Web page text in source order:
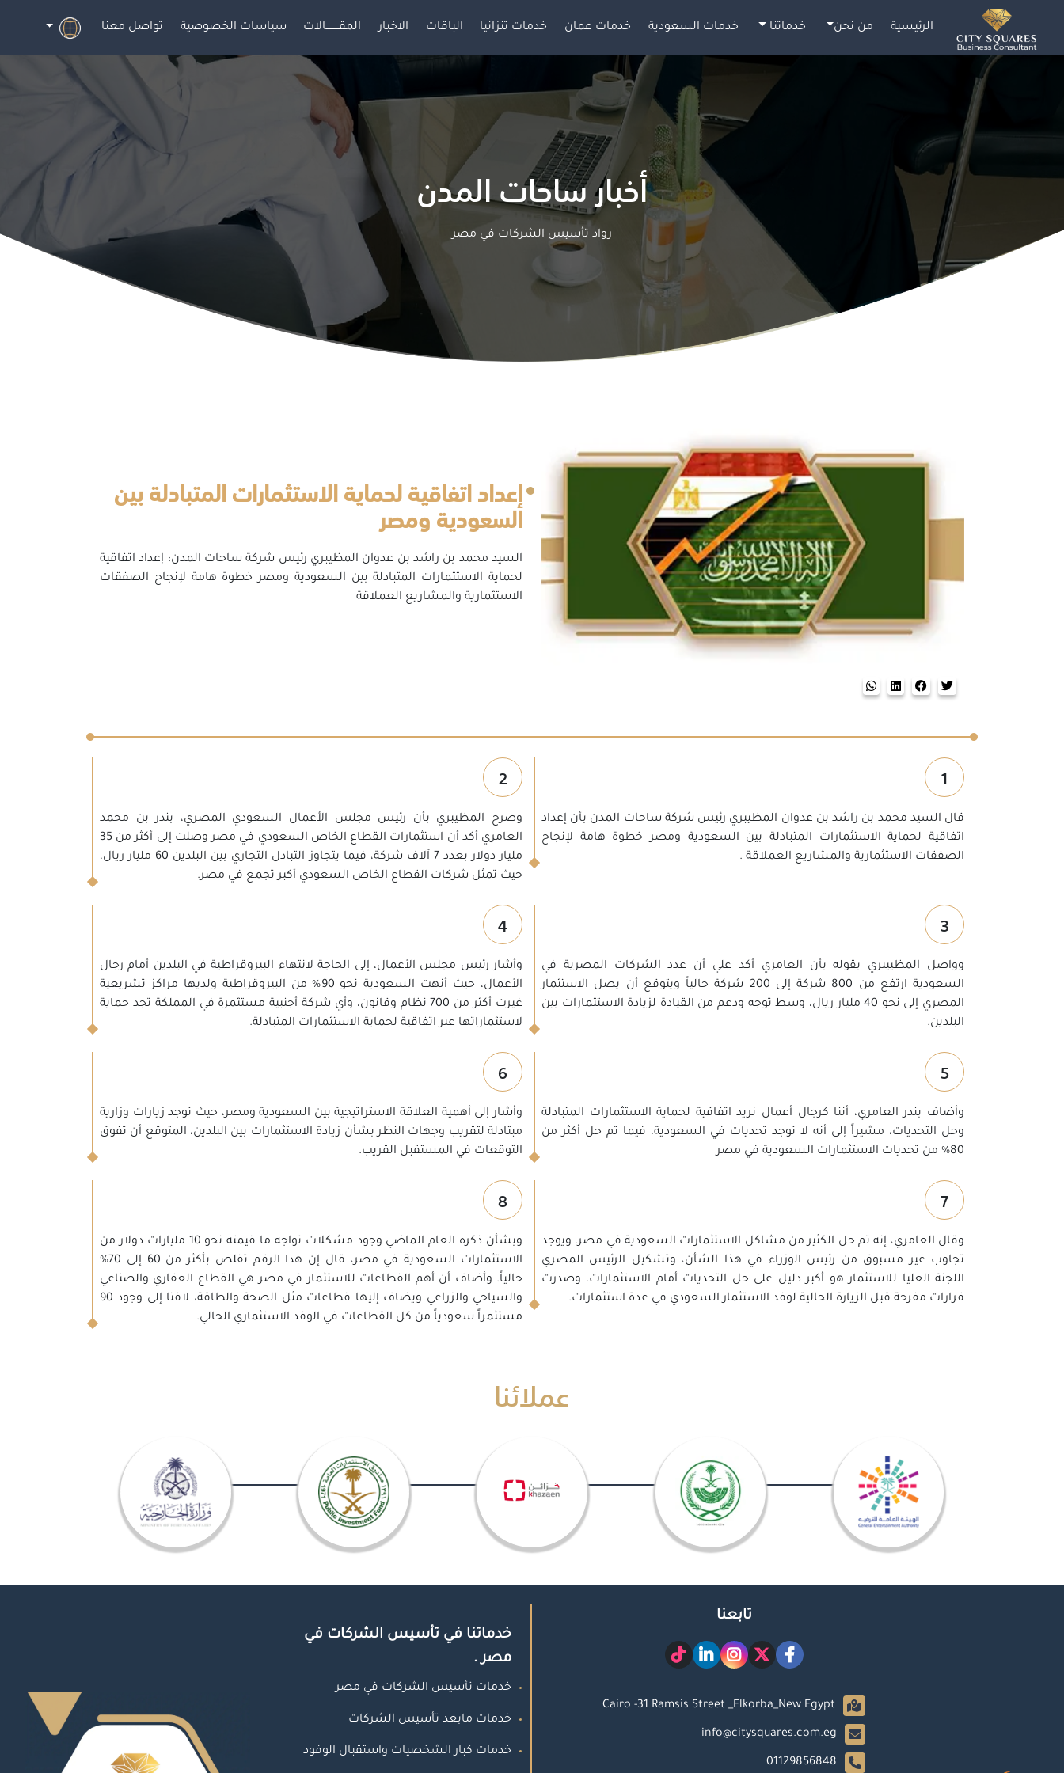
الرئيسية من نحن خدماتنا خدمات السعودية خدمات عمان خدمات تنزانيا الباقات الاخبار المقــــــــالات سياسات الخصوصية تواصل معنا
أخبار ساحات المدن
رواد تأسيس الشركات في مصر
إعداد اتفاقية لحماية الاستثمارات المتبادلة بين
السعودية ومصر
السيد محمد بن راشد بن عدوان المظيبري رئيس شركة ساحات المدن: إعداد اتفاقية
لحماية الاستثمارات المتبادلة بين السعودية ومصر خطوة هامة لإنجاح الصفقات
الاستثمارية والمشاريع العملاقة
1
قال السيد محمد بن راشد بن عدوان المظيبري رئيس شركة ساحات المدن بأن إعداد
اتفاقية لحماية الاستثمارات المتبادلة بين السعودية ومصر خطوة هامة لإنجاح
الصفقات الاستثمارية والمشاريع العملاقة .
2
وصرح المظيبري بأن رئيس مجلس الأعمال السعودي المصري، بندر بن محمد
العامري أكد أن استثمارات القطاع الخاص السعودي في مصر وصلت إلى أكثر من 35
مليار دولار بعدد 7 آلاف شركة، فيما يتجاوز التبادل التجاري بين البلدين 60 مليار ريال،
حيث تمثل شركات القطاع الخاص السعودي أكبر تجمع في مصر.
3
وواصل المظييبري بقوله بأن العامري أكد علي أن عدد الشركات المصرية في
السعودية ارتفع من 800 شركة إلى 200 شركة حالياً ويتوقع أن يصل الاستثمار
المصري إلى نحو 40 مليار ريال، وسط توجه ودعم من القيادة لزيادة الاستثمارات بين
البلدين.
4
وأشار رئيس مجلس الأعمال، إلى الحاجة لانتهاء البيروقراطية في البلدين أمام رجال
الأعمال، حيث أنهت السعودية نحو 90% من البيروقراطية ولديها مراكز تشريعية
غيرت أكثر من 700 نظام وقانون، وأي شركة أجنبية مستثمرة في المملكة تجد حماية
لاستثماراتها عبر اتفاقية لحماية الاستثمارات المتبادلة.
5
وأضاف بندر العامري، أننا كرجال أعمال نريد اتفاقية لحماية الاستثمارات المتبادلة
وحل التحديات، مشيراً إلى أنه لا توجد تحديات في السعودية، فيما تم حل أكثر من
80% من تحديات الاستثمارات السعودية في مصر
6
وأشار إلى أهمية العلاقة الاستراتيجية بين السعودية ومصر، حيث توجد زيارات وزارية
مبتادلة لتقريب وجهات النظر بشأن زيادة الاستثمارات بين البلدين، المتوقع أن تفوق
التوقعات في المستقبل القريب.
7
وقال العامري، إنه تم حل الكثير من مشاكل الاستثمارات السعودية في مصر، ويوجد
تجاوب غير مسبوق من رئيس الوزراء في هذا الشأن، وتشكيل الرئيس المصري
اللجنة العليا للاستثمار هو أكبر دليل على حل التحديات أمام الاستثمارات، وصدرت
قرارات مفرحة قبل الزيارة الحالية لوفد الاستثمار السعودي في عدة استثمارات.
8
وبشأن ذكره العام الماضي وجود مشكلات تواجه ما قيمته نحو 10 مليارات دولار من
الاستثمارات السعودية في مصر، قال إن هذا الرقم تقلص بأكثر من 60 إلى 70%
حالياً. وأضاف أن أهم القطاعات للاستثمار في مصر هي القطاع العقاري والصناعي
والسياحي والزراعي ويضاف إليها قطاعات مثل الصحة والطاقة، لافتا إلى وجود 90
مستثمراً سعودياً من كل القطاعات في الوفد الاستثماري الحالي.
عملائنا
تابعنا
Cairo -31 Ramsis Street _Elkorba_New Egypt
info@citysquares.com.eg
01129856848
خدماتنا في تأسيس الشركات في
مصر .
خدمات تأسيس الشركات في مصر
خدمات مابعد تأسيس الشركات
خدمات كبار الشخصيات واستقبال الوفود